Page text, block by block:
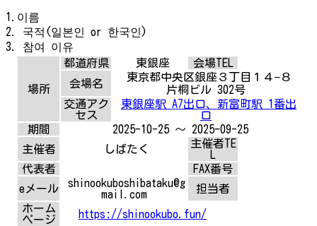
1.이름
2. 국적(일본인 or 한국인)
3. 참여 이유
場所
都道府県 東銀座
会場TEL
会場名
東京都中央区銀座３丁目１４−８
片桐ビル 302号
交通アク
セス
東銀座駅 A7出口、新富町駅 1番出
口
期間
2025-10-25 ～ 2025-09-25
主催者
しばたく
主催者TE
代表者
FAX番号
eメール
shinookuboshibataku@g
mail.com
担当者
ホーム
ページ
https://shinookubo.fun/